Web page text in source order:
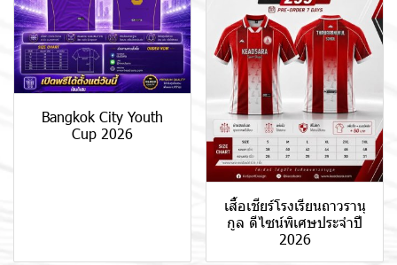
Bangkok City Youth
Cup 2026
เสื้อเชียร์โรงเรียนถาวรานุ
กูล ดีไซน์พิเศษประจำปี
2026